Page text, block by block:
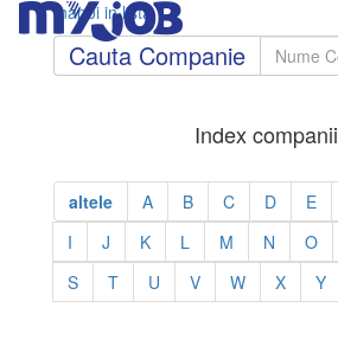
Inapoi in lista
Cauta Companie
Index companii
altele A B C D E
I
J K L M N O
S
T U V W X Y